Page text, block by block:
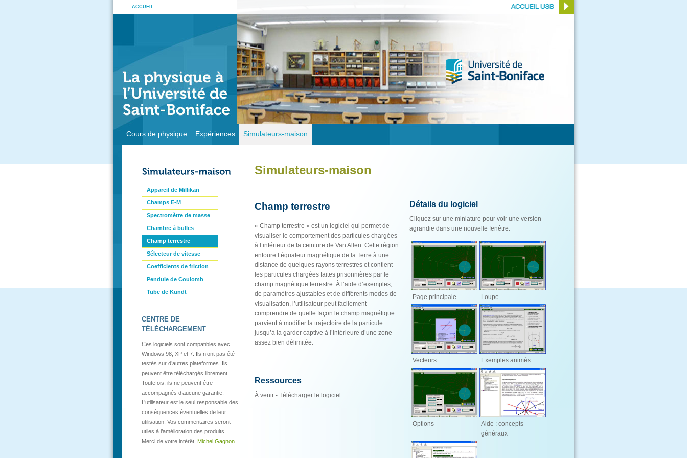
ACCUEIL
Cours de physique Expériences Simulateurs-maison
Simulateurs-maison
Champ terrestre
« Champ terrestre » est un logiciel qui permet de
visualiser le comportement des particules chargées
à l’intérieur de la ceinture de Van Allen. Cette région
entoure l’équateur magnétique de la Terre à une
distance de quelques rayons terrestres et contient
les particules chargées faites prisonnières par le
champ magnétique terrestre. À l’aide d’exemples,
de paramètres ajustables et de différents modes de
visualisation, l’utilisateur peut facilement
comprendre de quelle façon le champ magnétique
parvient à modifier la trajectoire de la particule
jusqu’à la garder captive à l’intérieure d’une zone
assez bien délimitée.
Ressources
À venir - Télécharger le logiciel.
Détails du logiciel
Cliquez sur une miniature pour voir une version
agrandie dans une nouvelle fenêtre.
Page principale Loupe
Vecteurs Exemples animés
Options
Aide : concepts
généraux
Appareil de Millikan
Champs E-M
Spectromètre de masse
Chambre à bulles
Champ terrestre
Sélecteur de vitesse
Coefficients de friction
Pendule de Coulomb
Tube de Kundt
CENTRE DE
TÉLÉCHARGEMENT
Ces logiciels sont compatibles avec
Windows 98, XP et 7. Ils n’ont pas été
testés sur d’autres plateformes. Ils
peuvent être téléchargés librement.
Toutefois, ils ne peuvent être
accompagnés d’aucune garantie.
L’utilisateur est le seul responsable des
conséquences éventuelles de leur
utilisation. Vos commentaires seront
utiles à l’amélioration des produits.
Merci de votre intérêt. Michel Gagnon